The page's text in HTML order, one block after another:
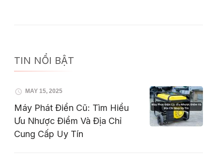
TIN NỔI BẬT
MAY 15, 2025
Máy Phát Điển Cũ: Tìm Hiểu
Ưu Nhược Điểm Và Địa Chỉ
Cung Cấp Uy Tín